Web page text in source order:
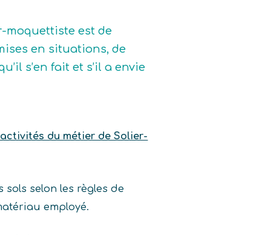
moquettiste est de
en situations, de
s’en fait et s’il a envie
du métier de Solier-
sols selon les règles de
employé.